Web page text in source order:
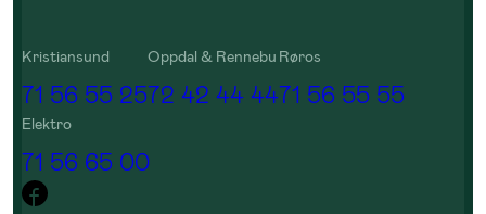
Kristiansund
71 56 55 25
Oppdal & Rennebu
72 42 44 44
Røros
71 56 55 55
Elektro
71 56 65 00